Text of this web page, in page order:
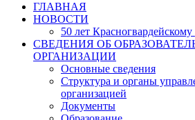
ГЛАВНАЯ
НОВОСТИ
50 лет
СВЕДЕНИЯ ОБ
ОРГАНИЗАЦИИ
Основные сведения
Структура и органы
организацией
Документы